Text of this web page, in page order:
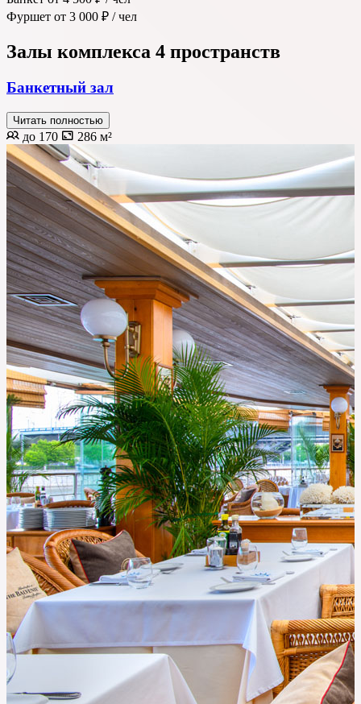
Фуршет от 3 000 ₽ / чел
Залы комплекса 4 пространств
Банкетный зал
Читать полностью
до 170 286 м²